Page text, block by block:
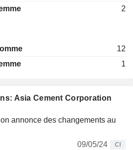
Asia Cement Corporation
annonce des changements au
09/05/24
CI
2
12
1